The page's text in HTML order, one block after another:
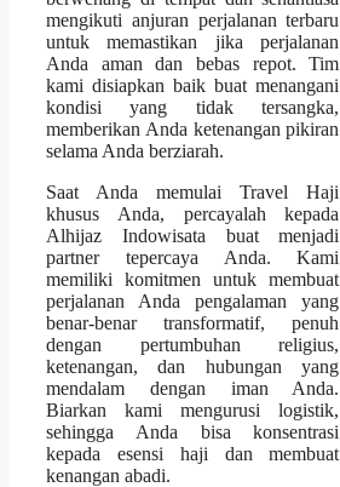
mengikuti anjuran perjalanan terbaru
untuk memastikan jika perjalanan
Anda aman dan bebas repot. Tim
kami disiapkan baik buat menangani
kondisi yang tidak tersangka,
memberikan Anda ketenangan pikiran
selama Anda berziarah.
Saat Anda memulai Travel Haji
khusus Anda, percayalah kepada
Alhijaz Indowisata buat menjadi
partner tepercaya Anda. Kami
memiliki komitmen untuk membuat
perjalanan Anda pengalaman yang
benar-benar transformatif, penuh
dengan pertumbuhan religius,
ketenangan, dan hubungan yang
mendalam dengan iman Anda.
Biarkan kami mengurusi logistik,
sehingga Anda bisa konsentrasi
kepada esensi haji dan membuat
kenangan abadi.